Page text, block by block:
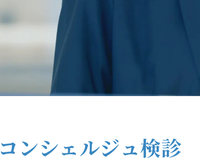
コンシェルジュ検診